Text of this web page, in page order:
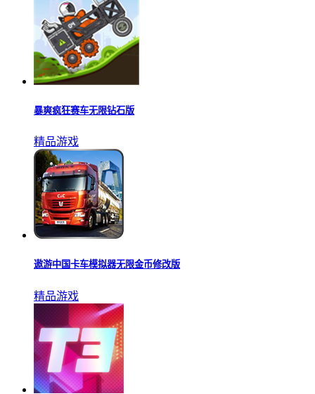
暴爽疯狂赛车无限钻石版
精品游戏
遨游中国卡车模拟器无限金币修改版
精品游戏